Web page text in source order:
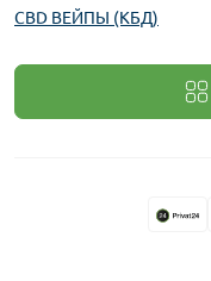
CBD ВЕЙПЫ (КБД)